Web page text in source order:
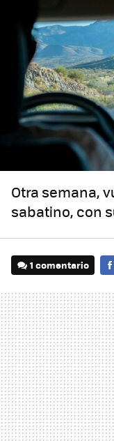
Otra semana,
sabatino, con
1 comentario